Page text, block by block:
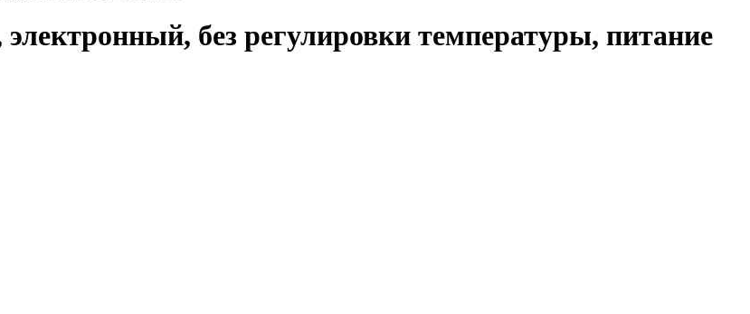
без регулировки температуры, питание